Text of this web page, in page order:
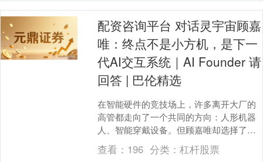
配资咨询平台 对话灵宇宙顾嘉
唯：终点不是小方机，是下一
代AI交互系统｜AI Founder 请
回答 | 巴伦精选
在智能硬件的竞技场上，许多离开大厂的
高管都走向了一个共同的方向：人形机器
人、智能穿戴设备。但顾嘉唯却选择了一
条不同的路径，做了一款随身AI终端“小方
机”。 这个....
查看： 196 分类： 杠杆股票